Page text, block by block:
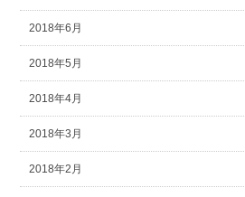
2018年6月
2018年5月
2018年4月
2018年3月
2018年2月